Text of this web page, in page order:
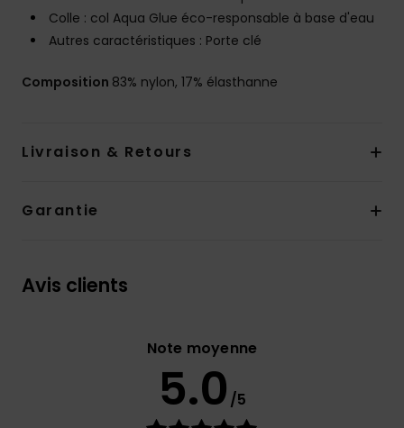
Colle : col Aqua Glue éco-responsable à base d'eau
Autres caractéristiques : Porte clé
Composition 83% nylon, 17% élasthanne
Livraison & Retours
Garantie
Avis clients
Note moyenne
5.0 /5